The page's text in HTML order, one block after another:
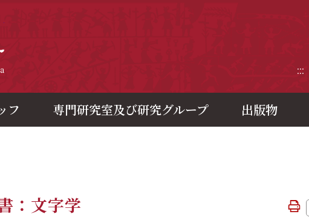
:::
フ 専門研究室及び研究グループ 出版物
：文字学